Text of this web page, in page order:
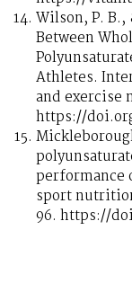
Wilson, P.
Between
Athletes.
and exercise
https://
performance
sport
96. https://